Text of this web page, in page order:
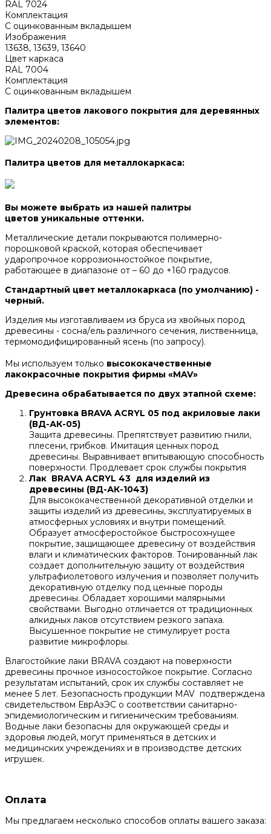
RAL 7024
Комплектация
С оцинкованным вкладышем
Изображения
13638, 13639, 13640
Цвет каркаса
RAL 7004
Комплектация
С оцинкованным вкладышем
Палитра цветов лакового покрытия для деревянных
элементов:
Палитра цветов для металлокаркаса:
Вы можете выбрать из нашей палитры
цветов уникальные оттенки.
Металлические детали покрываются полимерно-
порошковой краской, которая обеспечивает
ударопрочное коррозионностойкое покрытие,
работающее в диапазоне от – 60 до +160 градусов.
Стандартный цвет металлокаркаса (по умолчанию) -
черный.
Изделия мы изготавливаем из бруса из хвойных пород
древесины - сосна/ель различного сечения, лиственница,
термомодифицированный ясень (по запросу).
Мы используем только высококачественные
лакокрасочные покрытия фирмы «MAV»
Древесина обрабатывается по двух этапной схеме:
Грунтовка BRAVA ACRYL 05 под акриловые лаки
(ВД-АК-05)
Защита древесины. Препятствует развитию гнили,
плесени, грибков. Имитация ценных пород
древесины. Выравнивает впитывающую способность
поверхности. Продлевает срок службы покрытия
Лак ВRАVА ACRYL 43 для изделий из
древесины (ВД-АК-1043)
Для высококачественной декоративной отделки и
защиты изделий из древесины, эксплуатируемых в
атмосферных условиях и внутри помещений.
Образует атмосферостойкое быстросохнущее
покрытие, защищающее древесину от воздействия
влаги и климатических факторов. Тонированный лак
создает дополнительную защиту от воздействия
ультрафиолетового излучения и позволяет получить
декоративную отделку под ценные породы
древесины. Обладает хорошими малярными
свойствами. Выгодно отличается от традиционных
алкидных лаков отсутствием резкого запаха.
Высушенное покрытие не стимулирует роста
развитие микрофлоры.
Влагостойкие лаки BRAVA создают на поверхности
древесины прочное износостойкое покрытие. Согласно
результатам испытаний, срок их службы составляет не
менее 5 лет. Безопасность продукции MAV подтверждена
свидетельством ЕврАзЭС о соответствии санитарно-
эпидемиологическим и гигиеническим требованиям.
Водные лаки безопасны для окружающей среды и
здоровья людей, могут применяться в детских и
медицинских учреждениях и в производстве детских
игрушек.
Оплата
Мы предлагаем несколько способов оплаты вашего заказа: